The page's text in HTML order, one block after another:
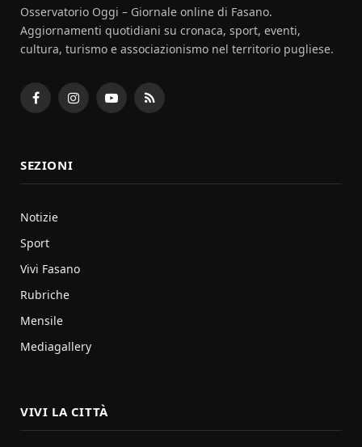
Osservatorio Oggi – Giornale online di Fasano.
Aggiornamenti quotidiani su cronaca, sport, eventi,
cultura, turismo e associazionismo nel territorio pugliese.
FacebookInstagramYouTubeRSS
SEZIONI
Notizie
Sport
Vivi Fasano
Rubriche
Mensile
Mediagallery
VIVI LA CITTÀ